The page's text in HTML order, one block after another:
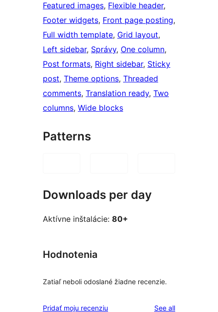
Featured images, Flexible header
Footer widgets, Front page posting
Full width template, Grid layout
Left sidebar, Správy, One column
Post formats, Right sidebar, Sticky
post, Theme options, Threaded
comments, Translation ready, Two
columns, Wide blocks
Patterns
Downloads per day
Aktívne inštalácie: 80+
Hodnotenia
Zatiaľ neboli odoslané žiadne recenzie.
Pridať moju recenziu See allreviews